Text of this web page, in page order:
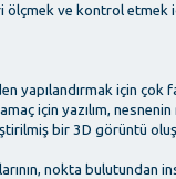
ölçmek ve kontrol etmek
yapılandırmak için
için yazılım,
bir 3D görüntü
nokta